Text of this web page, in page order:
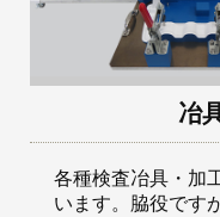
冶
各種検査冶具・加
います。脇役です